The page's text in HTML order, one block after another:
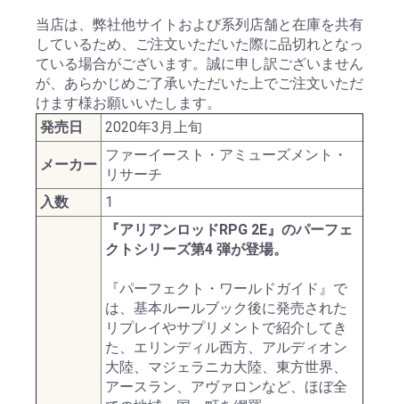
当店は、弊社他サイトおよび系列店舗と在庫を共有
しているため、ご注文いただいた際に品切れとなっ
ている場合がございます。誠に申し訳ございません
が、あらかじめご了承いただいた上でご注文いただ
けます様お願いいたします。
発売日
2020年3月上旬
メーカー
ファーイースト・アミューズメント・
リサーチ
入数
1
『アリアンロッドRPG 2E』のパーフェ
クトシリーズ第4 弾が登場。
『パーフェクト・ワールドガイド』で
は、基本ルールブック後に発売された
リプレイやサプリメントで紹介してき
た、エリンディル西方、アルディオン
大陸、マジェラニカ大陸、東方世界、
アースラン、アヴァロンなど、ほぼ全